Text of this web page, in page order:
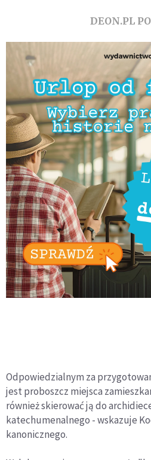
DEON.PL
Odpowiedzialnym za
jest proboszcz miejsca
również skierować ją do
katechumenalnego - wskazuje
kanonicznego.